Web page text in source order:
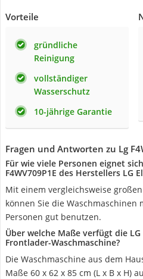
Vorteile
gründliche
Reinigung
vollständiger
Wasserschutz
10-jährige Garantie
Fragen und Antworten zu Lg
Für wie viele Personen eignet
F4WV709P1E des Herstellers LG
Mit einem vergleichsweise
können Sie die
Personen gut benutzen.
Über welche Maße verfügt die LG
Frontlader-Waschmaschine?
Die Waschmaschine aus dem
Maße 60 x 62 x 85 cm (L x B x H)